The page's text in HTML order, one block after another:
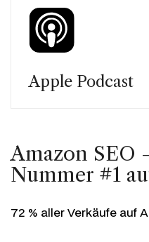
Apple Podcast
Amazon SEO
Nummer #1
72 % aller Verkäufe auf